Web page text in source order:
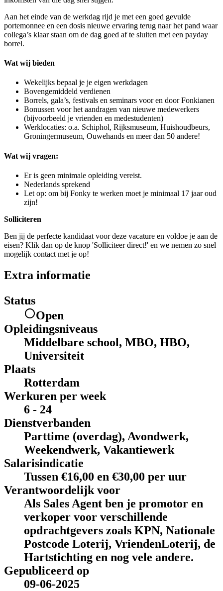
Aan het einde van de werkdag rijd je met een goed gevulde
portemonnee en een dosis nieuwe ervaring terug naar het pand waar
collega’s klaar staan om de dag goed af te sluiten met een payday
borrel.
Wat wij bieden
Wekelijks bepaal je je eigen werkdagen
Bovengemiddeld verdienen
Borrels, gala’s, festivals en seminars voor en door Fonkianen
Bonussen voor het aandragen van nieuwe medewerkers
(bijvoorbeeld je vrienden en medestudenten)
Werklocaties: o.a. Schiphol, Rijksmuseum, Huishoudbeurs,
Groningermuseum, Ouwehands en meer dan 50 andere!
Wat wij vragen:
Er is geen minimale opleiding vereist.
Nederlands sprekend
Let op: om bij Fonky te werken moet je minimaal 17 jaar oud
zijn!
Solliciteren
Ben jij de perfecte kandidaat voor deze vacature en voldoe je aan de
eisen? Klik dan op de knop 'Solliciteer direct!' en we nemen zo snel
mogelijk contact met je op!
Extra informatie
Status
Open
Opleidingsniveaus
Middelbare school, MBO, HBO,
Universiteit
Plaats
Rotterdam
Werkuren per week
6 - 24
Dienstverbanden
Parttime (overdag), Avondwerk,
Weekendwerk, Vakantiewerk
Salarisindicatie
Tussen €16,00 en €30,00 per uur
Verantwoordelijk voor
Als Sales Agent ben je promotor en
verkoper voor verschillende
opdrachtgevers zoals KPN, Nationale
Postcode Loterij, VriendenLoterij, de
Hartstichting en nog vele andere.
Gepubliceerd op
09-06-2025